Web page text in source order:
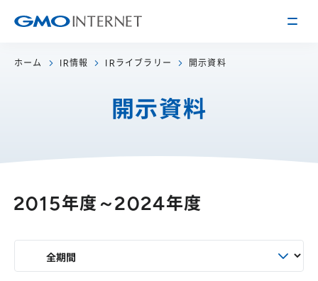
アクセス
役員紹介
サービス
インターネット広告・メディア事業
IR情報
IRライブラリー
ホーム IR情報 IRライブラリー 開示資料
開示資料
2015年度～2024年度